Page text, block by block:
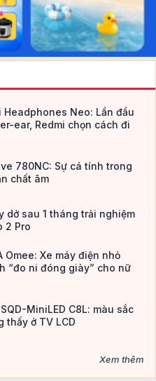
Neo: Lần đầu
ear, Redmi chọn cách đi
780NC: Sự cá tính trong
chất âm
dở sau 1 tháng trải nghiệm
2 Pro
Omee: Xe máy điện nhỏ
“đo ni đóng giày” cho nữ
MiniLED C8L: màu sắc
thấy ở TV LCD
Xem thêm